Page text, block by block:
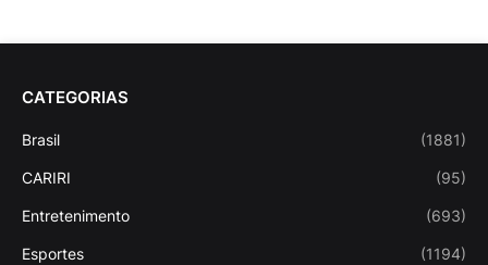
CATEGORIAS
Brasil (1881)
CARIRI (95)
Entretenimento (693)
Esportes (1194)